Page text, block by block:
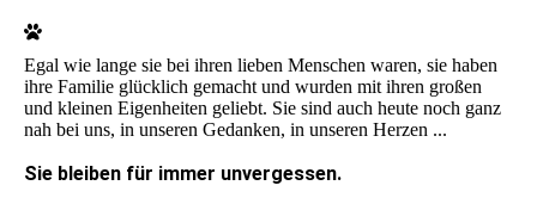
Egal wie lange sie bei ihren lieben Menschen waren, sie haben
ihre Familie glücklich gemacht und wurden mit ihren großen
und kleinen Eigenheiten geliebt. Sie sind auch heute noch ganz
nah bei uns, in unseren Gedanken, in unseren Herzen ...
Sie bleiben für immer unvergessen.